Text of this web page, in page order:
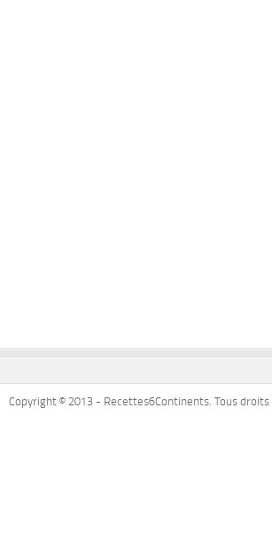
Copyright © 2013 - Recettes6Continents. Tous droits